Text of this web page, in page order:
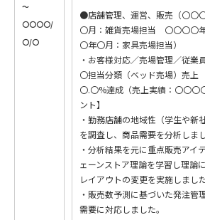
～
〇〇〇〇/
〇/〇
●店舗管理、運営、販売（〇〇
〇月：雑貨売場担当 〇〇〇〇
〇年〇月：家具売場担当）
・お客様対応／売場管理／従業
〇担当分類（ベッド売場）売
〇.〇%達成（売上実績：〇〇〇
ント】
・勤務店舗の地域性（学生や新
を調査し、商品需要を分析しまし
・分析結果を元に重点販売アイ
ェーンストア理論を学習し理論
レイアウトの変更を実施しました
・販売数予測に基づいた発注管
需要に対応しました。